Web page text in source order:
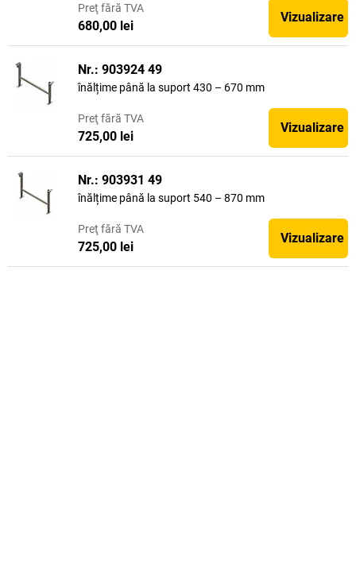
Preţ fără TVA
680,00 lei
Vizualizare
Nr.: 903924 49
înălțime până la suport 430 – 670 mm
Preţ fără TVA
725,00 lei
Vizualizare
Nr.: 903931 49
înălțime până la suport 540 – 870 mm
Preţ fără TVA
725,00 lei
Vizualizare